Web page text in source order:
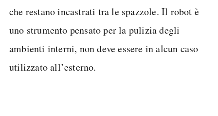
che restano incastrati tra le spazzole. Il robot è
uno strumento pensato per la pulizia degli
ambienti interni, non deve essere in alcun caso
utilizzato all’esterno.